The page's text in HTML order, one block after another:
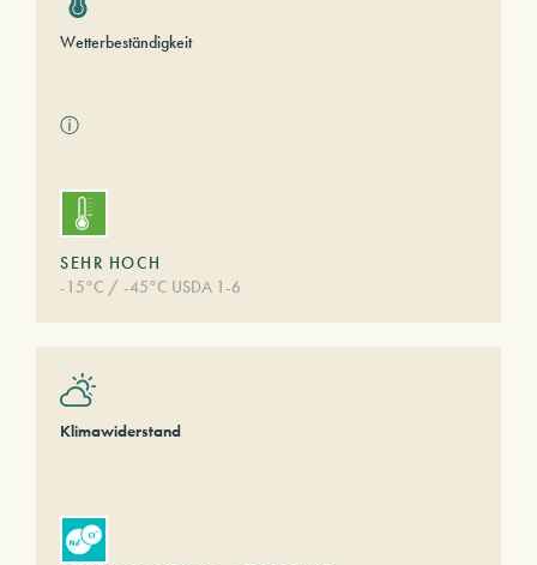
Wetterbeständigkeit
ⓘ
SEHR HOCH
-15°C / -45°C USDA 1-6
Klimawiderstand